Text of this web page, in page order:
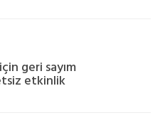
geri sayım
etkinlik